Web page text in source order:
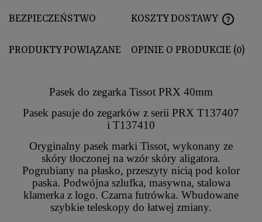
BEZPIECZEŃSTWO KOSZTY DOSTAWY
PRODUKTY POWIĄZANE OPINIE O PRODUKCIE (0)
Pasek do zegarka Tissot PRX 40mm
Pasek pasuje do zegarków z serii PRX T137407
i T137410
Oryginalny pasek marki Tissot, wykonany ze
skóry tłoczonej na wzór skóry aligatora.
Pogrubiany na płasko, przeszyty nicią pod kolor
paska. Podwójna szlufka, masywna, stalowa
klamerka z logo. Czarna futrówka. Wbudowane
szybkie teleskopy do łatwej zmiany.